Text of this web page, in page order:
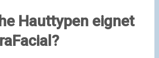
Hauttypen eignet